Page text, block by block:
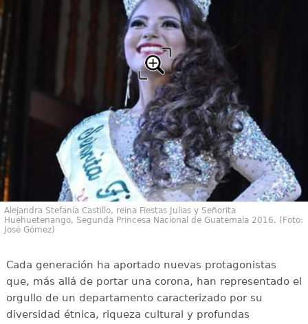
Alejandra Stefanía Castillo, reina Fiestas Julias y Señorita
Huehuetenango, Segunda Princesa Nacional de Guatemala 2016. (Foto:
José Gómez)
Cada generación ha aportado nuevas protagonistas
que, más allá de portar una corona, han representado el
orgullo de un departamento caracterizado por su
diversidad étnica, riqueza cultural y profundas